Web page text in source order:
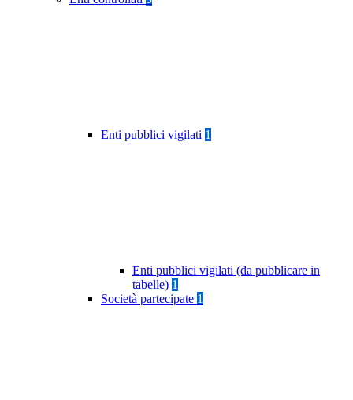
Enti pubblici vigilati 1
Enti pubblici vigilati (da pubblicare in
tabelle) 1
Società partecipate 1